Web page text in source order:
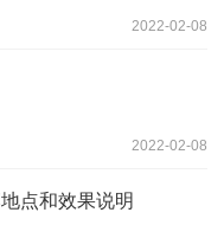
2022-02-08
2022-02-08
点和效果说明